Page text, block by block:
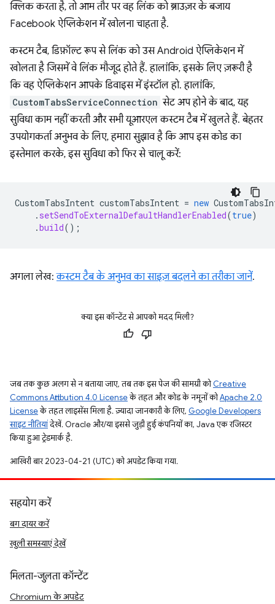
क्लिक करता है, तो आम तौर पर वह लिंक को ब्राउज़र के बजाय
Facebook ऐप्लिकेशन में खोलना चाहता है.
कस्टम टैब, डिफ़ॉल्ट रूप से लिंक को उस Android ऐप्लिकेशन में
खोलता है जिसमें वे लिंक मौजूद होते हैं. हालांकि, इसके लिए ज़रूरी है
कि वह ऐप्लिकेशन आपके डिवाइस में इंस्टॉल हो. हालांकि,
CustomTabsServiceConnection सेट अप होने के बाद, यह
सुविधा काम नहीं करती और सभी यूआरएल कस्टम टैब में खुलते हैं. बेहतर
उपयोगकर्ता अनुभव के लिए, हमारा सुझाव है कि आप इस कोड का
इस्तेमाल करके, इस सुविधा को फिर से चालू करें:
CustomTabsIntent customTabsIntent = new
. setSendToExternalDefaultHandlerEnabled(true)
.build();
अगला लेख:कस्टम टैब के अनुभव का साइज़ बदलने का तरीका जानें.
क्या इस कॉन्टेंट से आपको मदद मिली?
जब तक कुछ अलग से न बताया जाए, तब तक इस पेज की सामग्री कोCreative
Commons Attribution 4.0 Licenseके तहत और कोड के नमूनों कोApache 2.0
Licenseके तहत लाइसेंस मिला है. ज़्यादा जानकारी के लिए, Google Developers
साइट नीतियांदेखें. Oracle और/या इससे जुड़ी हुई कंपनियों का, Java एक रजिस्टर
किया हुआ ट्रेडमार्क है.
आखिरी बार 2023-04-21 (UTC) को अपडेट किया गया.
सहयोग करें
बग दायर करें
खुली समस्याएं देखें
मिलता-जुलता कॉन्टेंट
Chromium के अपडेट